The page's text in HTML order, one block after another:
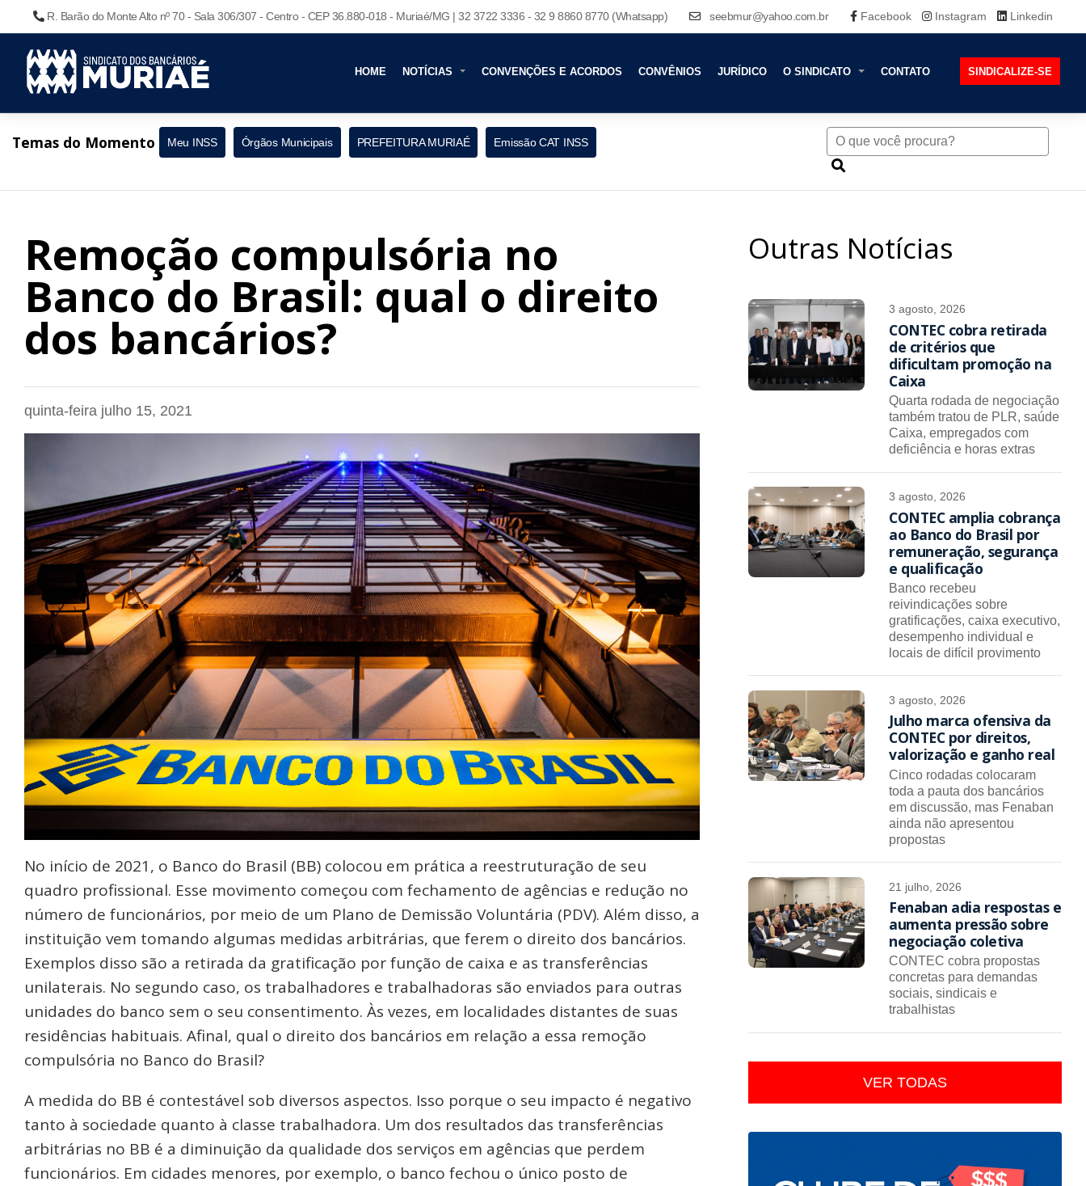
R. Barão do Monte Alto nº 70 - Sala 306/307 - Centro - CEP 36.880-018 - Muriaé/MG | 32 3722 3336 - 32 9 8860 8770 (Whatsapp) seebmur@yahoo.com.br Facebook Instagram Linkedin
HOME NOTÍCIAS CONVENÇÕES E ACORDOS CONVÊNIOS JURÍDICO O SINDICATO CONTATO SINDICALIZE-SE
Temas do Momento Meu INSS Órgãos Municipais PREFEITURA MURIAÉ Emissão CAT INSS
Remoção compulsória no
Banco do Brasil: qual o direito
dos bancários?
quinta-feira julho 15, 2021
No início de 2021, o Banco do Brasil (BB) colocou em prática a reestruturação de seu
quadro profissional. Esse movimento começou com fechamento de agências e redução no
número de funcionários, por meio de um Plano de Demissão Voluntária (PDV). Além disso, a
instituição vem tomando algumas medidas arbitrárias, que ferem o direito dos bancários.
Exemplos disso são a retirada da gratificação por função de caixa e as transferências
unilaterais. No segundo caso, os trabalhadores e trabalhadoras são enviados para outras
unidades do banco sem o seu consentimento. Às vezes, em localidades distantes de suas
residências habituais. Afinal, qual o direito dos bancários em relação a essa remoção
compulsória no Banco do Brasil?
A medida do BB é contestável sob diversos aspectos. Isso porque o seu impacto é negativo
tanto à sociedade quanto à classe trabalhadora. Um dos resultados das transferências
arbitrárias no BB é a diminuição da qualidade dos serviços em agências que perdem
funcionários. Em cidades menores, por exemplo, o banco fechou o único posto de
Outras Notícias
3 agosto, 2026
CONTEC cobra retirada
de critérios que
dificultam promoção na
Caixa
Quarta rodada de negociação
também tratou de PLR, saúde
Caixa, empregados com
deficiência e horas extras
3 agosto, 2026
CONTEC amplia cobrança
ao Banco do Brasil por
remuneração, segurança
e qualificação
Banco recebeu
reivindicações sobre
gratificações, caixa executivo,
desempenho individual e
locais de difícil provimento
3 agosto, 2026
Julho marca ofensiva da
CONTEC por direitos,
valorização e ganho real
Cinco rodadas colocaram
toda a pauta dos bancários
em discussão, mas Fenaban
ainda não apresentou
propostas
21 julho, 2026
Fenaban adia respostas e
aumenta pressão sobre
negociação coletiva
CONTEC cobra propostas
concretas para demandas
sociais, sindicais e
trabalhistas
VER TODAS